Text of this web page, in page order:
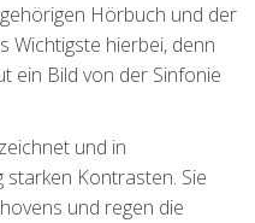
Hörbuch und der
Wichtigste hierbei, denn
ein Bild von der Sinfonie
und in
Kontrasten. Sie
und regen die